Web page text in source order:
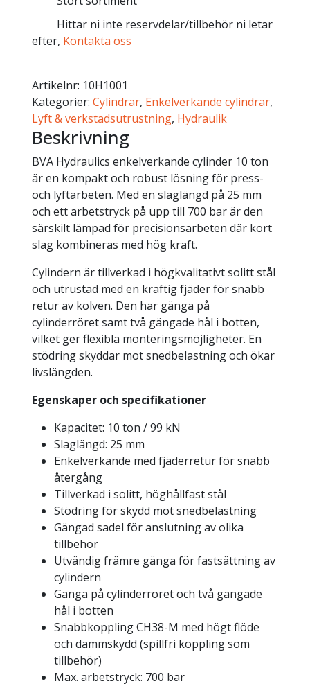
Hittar ni inte reservdelar/tillbehör ni letar
efter, Kontakta oss
Artikelnr: 10H1001
Kategorier: Cylindrar, Enkelverkande cylindrar,
Lyft & verkstadsutrustning, Hydraulik
Beskrivning
BVA Hydraulics enkelverkande cylinder 10 ton
är en kompakt och robust lösning för press-
och lyftarbeten. Med en slaglängd på 25 mm
och ett arbetstryck på upp till 700 bar är den
särskilt lämpad för precisionsarbeten där kort
slag kombineras med hög kraft.
Cylindern är tillverkad i högkvalitativt solitt stål
och utrustad med en kraftig fjäder för snabb
retur av kolven. Den har gänga på
cylinderröret samt två gängade hål i botten,
vilket ger flexibla monteringsmöjligheter. En
stödring skyddar mot snedbelastning och ökar
livslängden.
Egenskaper och specifikationer
Kapacitet: 10 ton / 99 kN
Slaglängd: 25 mm
Enkelverkande med fjäderretur för snabb
återgång
Tillverkad i solitt, höghållfast stål
Stödring för skydd mot snedbelastning
Gängad sadel för anslutning av olika
tillbehör
Utvändig främre gänga för fastsättning av
cylindern
Gänga på cylinderröret och två gängade
hål i botten
Snabbkoppling CH38-M med högt flöde
och dammskydd (spillfri koppling som
tillbehör)
Max. arbetstryck: 700 bar